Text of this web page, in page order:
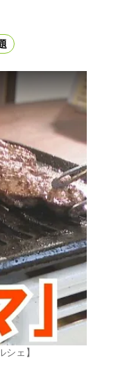
ェ】